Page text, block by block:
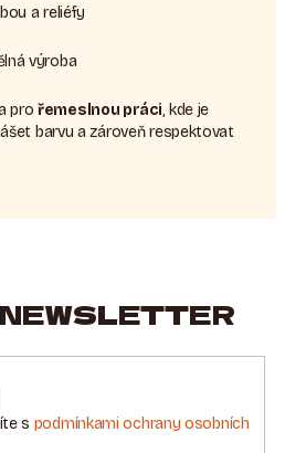
a reliéfy
výroba
pro řemeslnou práci, kde je
barvu a zároveň respektovat
s podmínkami ochrany osobních